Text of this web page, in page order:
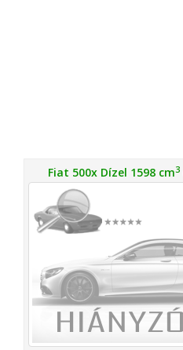
Fiat 500x Dízel 1598 cm3